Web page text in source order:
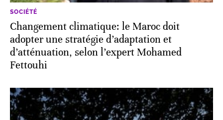
SOCIÉTÉ
Changement climatique: le Maroc doit
adopter une stratégie d’adaptation et
d’atténuation, selon l’expert Mohamed
Fettouhi